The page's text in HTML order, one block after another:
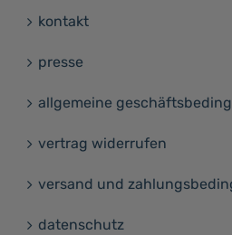
kontakt
presse
allgemeine
vertrag widerrufen
versand und
datenschutz